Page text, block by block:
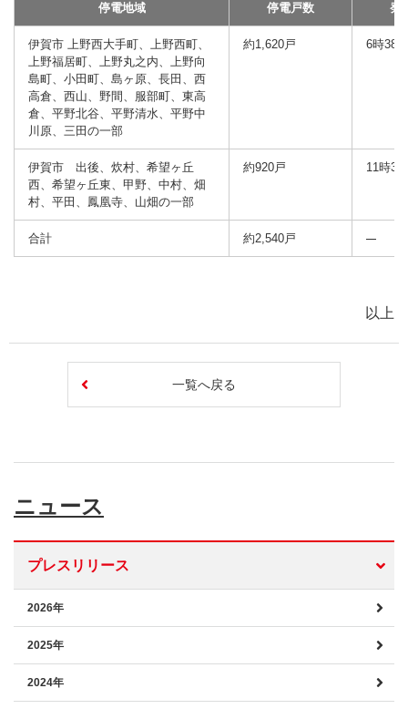
停電地域 停電戸数 発
伊賀市 上野西大手町、上野西町、
上野福居町、上野丸之内、上野向
島町、小田町、島ヶ原、長田、西
高倉、西山、野間、服部町、東高
倉、平野北谷、平野清水、平野中
川原、三田の一部
約1,620戸 6時38分
伊賀市 出後、炊村、希望ヶ丘
西、希望ヶ丘東、甲野、中村、畑
村、平田、鳳凰寺、山畑の一部
約920戸 11時33
合計 約2,540戸
以上
一覧へ戻る
ニュース
プレスリリース
2026年
2025年
2024年